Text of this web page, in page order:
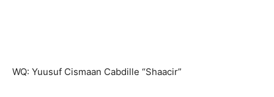
WQ: Yuusuf Cismaan Cabdille “Shaacir”